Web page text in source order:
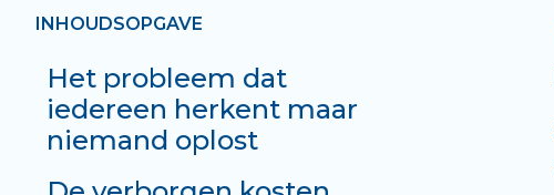
INHOUDSOPGAVE
Het probleem dat
iedereen herkent maar
niemand oplost